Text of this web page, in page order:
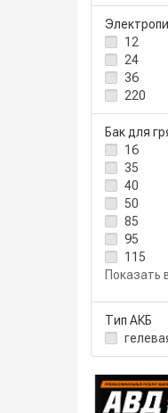
12
24
36
220
Бак для
16
35
40
50
85
95
115
Показать
Тип АКБ